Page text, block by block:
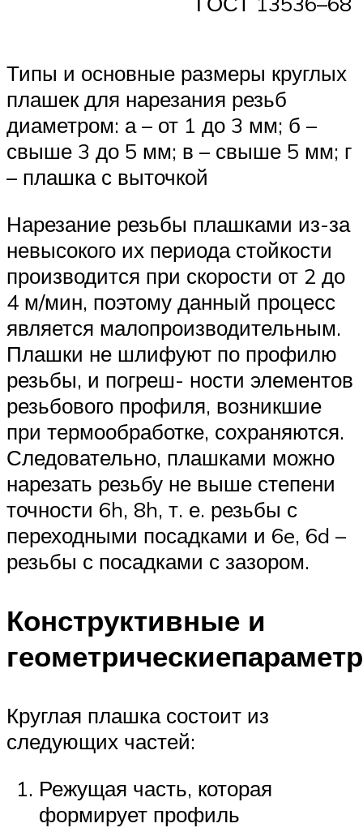
Типы и основные размеры круглых
плашек для нарезания резьб
диаметром: а – от 1 до 3 мм; б –
свыше 3 до 5 мм; в – свыше 5 мм; г
– плашка с выточкой
Нарезание резьбы плашками из-за
невысокого их периода стойкости
производится при скорости от 2 до
4 м/мин, поэтому данный процесс
является малопроизводительным.
Плашки не шлифуют по профилю
резьбы, и погреш- ности элементов
резьбового профиля, возникшие
при термообработке, сохраняются.
Следовательно, плашками можно
нарезать резьбу не выше степени
точности 6h, 8h, т. е. резьбы с
переходными посадками и 6e, 6d –
резьбы с посадками с зазором.
Конструктивные и
Круглая плашка состоит из
следующих частей:
Режущая часть, которая
формирует профиль